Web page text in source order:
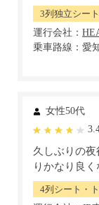
3列独立シー
運行会社：
乗車路線：愛
女性50代
久しぶりの
りかなり良く
4列シート・